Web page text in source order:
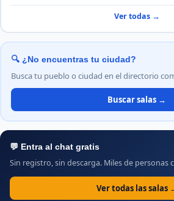
Ver todas →
🔍 ¿No encuentras tu ciudad?
Busca tu pueblo o ciudad en el directorio
Buscar salas →
💬 Entra al chat gratis
Sin registro, sin descarga. Miles de personas
Ver todas las salas